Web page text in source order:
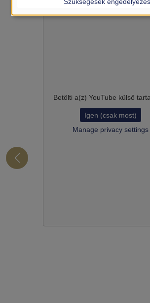
Betölti a(z) YouTube külső
Igen (csak most)
Manage privacy settings